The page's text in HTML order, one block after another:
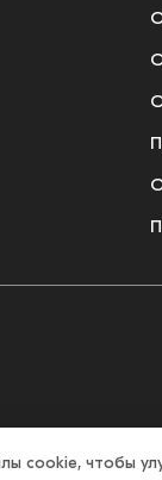
и экипировки для
cookie, чтобы